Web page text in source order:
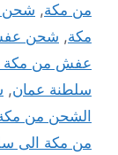
من مكة, شحن
مكة, شحن
عفش من مكة
سلطنة عمان,
الشحن من
من مكة الى